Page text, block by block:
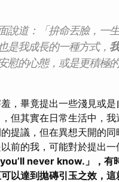
說道：「拚命丟臉，一
是我成長的一種方式，
慰的心態，或是更積極
，畢竟提出一些淺見或
但其實在日常生活中，
提議，但在異想天開的
前的我，可能對於提出
never know.」，有
以達到拋磚引玉之效，